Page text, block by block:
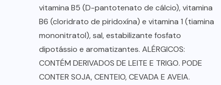
vitamina B5 (D-pantotenato de cálcio), vitamina
B6 (cloridrato de piridoxína) e vitamina 1 (tiamina
mononitratol), sal, estabilizante fosfato
dipotássio e aromatizantes. ALÉRGICOS:
CONTÉM DERIVADOS DE LEITE E TRIGO. PODE
CONTER SOJA, CENTEIO, CEVADA E AVEIA.